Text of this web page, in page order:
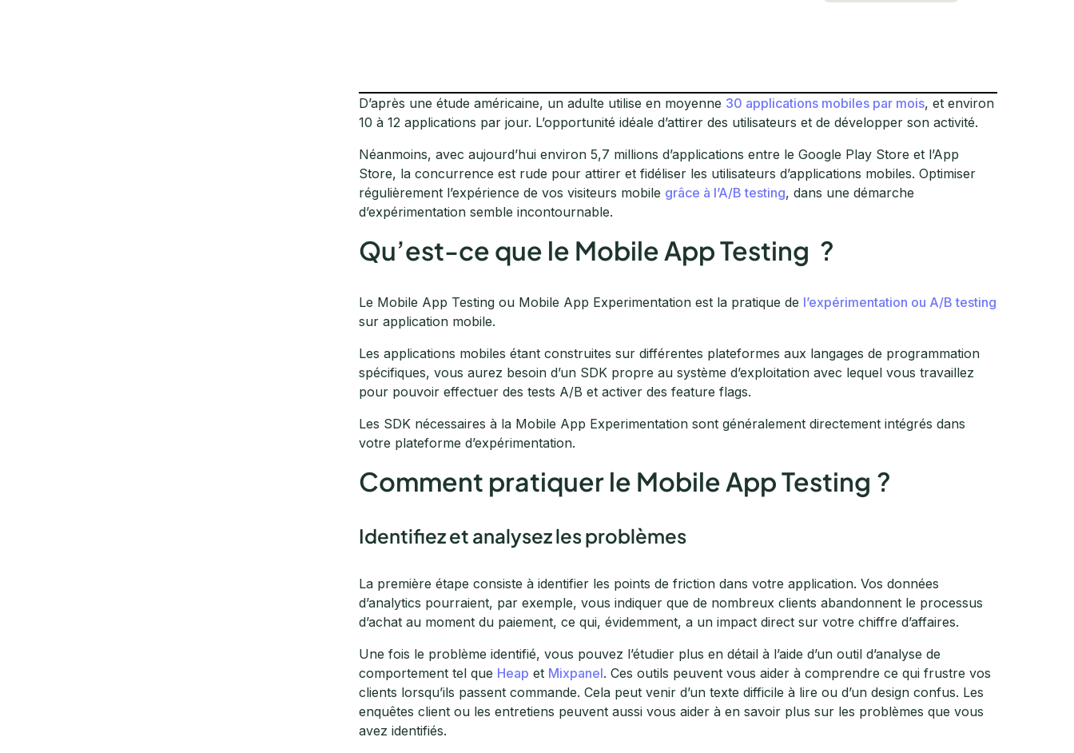
D’après une étude américaine, un adulte utilise en moyenne 30 applications mobiles par mois, et environ
10 à 12 applications par jour. L’opportunité idéale d’attirer des utilisateurs et de développer son activité.
Néanmoins, avec aujourd’hui environ 5,7 millions d’applications entre le Google Play Store et l’App
Store, la concurrence est rude pour attirer et fidéliser les utilisateurs d’applications mobiles. Optimiser
régulièrement l’expérience de vos visiteurs mobile grâce à l’A/B testing, dans une démarche
d’expérimentation semble incontournable.
Qu’est-ce que le Mobile App Testing ?
Le Mobile App Testing ou Mobile App Experimentation est la pratique de l’expérimentation ou A/B testing
sur application mobile.
Les applications mobiles étant construites sur différentes plateformes aux langages de programmation
spécifiques, vous aurez besoin d’un SDK propre au système d’exploitation avec lequel vous travaillez
pour pouvoir effectuer des tests A/B et activer des feature flags.
Les SDK nécessaires à la Mobile App Experimentation sont généralement directement intégrés dans
votre plateforme d’expérimentation.
Comment pratiquer le Mobile App Testing ?
Identifiez et analysez les problèmes
La première étape consiste à identifier les points de friction dans votre application. Vos données
d’analytics pourraient, par exemple, vous indiquer que de nombreux clients abandonnent le processus
d’achat au moment du paiement, ce qui, évidemment, a un impact direct sur votre chiffre d’affaires.
Une fois le problème identifié, vous pouvez l’étudier plus en détail à l’aide d’un outil d’analyse de
comportement tel que Heap et Mixpanel. Ces outils peuvent vous aider à comprendre ce qui frustre vos
clients lorsqu’ils passent commande. Cela peut venir d’un texte difficile à lire ou d’un design confus. Les
enquêtes client ou les entretiens peuvent aussi vous aider à en savoir plus sur les problèmes que vous
avez identifiés.